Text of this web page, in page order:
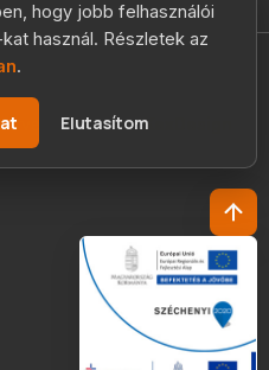
Kft. © 2009 Minden
szolgáltató:KexDesign
hogy jobb felhasználói
használ. Részletek az
.
Elutasítom